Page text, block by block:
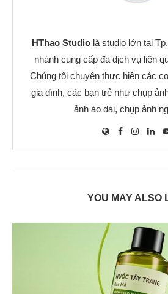
HThao Studiolà studio lớn tại
nhánh cung cấp đa dịch vụ liên
Chúng tôi chuyên thực hiện các
gia đình, các bạn trẻ như chụp
ảnh áo dài, chụp ảnh
YOU MAY ALSO